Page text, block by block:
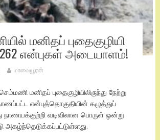
மனிதப் புதைகுழியி
262 என்புகள் அடையாளம்!
மாவையூரன்
மனிதப் புதைகுழியிலிருந்து நேற்று
என்புத்தொகுதியின் கழுத்துப்
நாணயக்குற்றி வடிவிலான பொருள் ஒன்று
அகழ்ந்தெடுக்கப்பட்டுள்ளது.